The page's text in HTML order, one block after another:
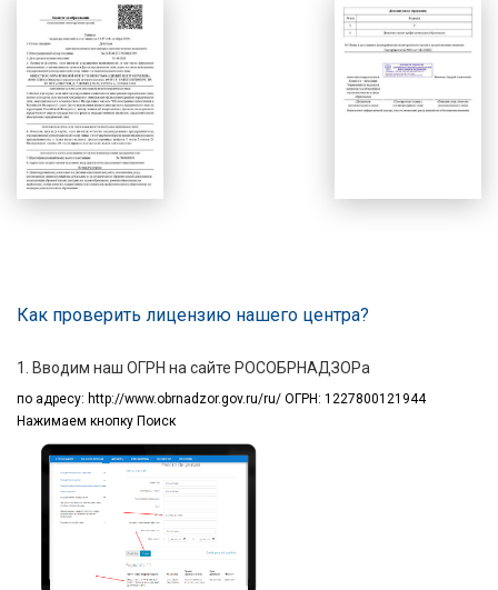
Как проверить лицензию нашего центра?
1. Вводим наш ОГРН на сайте РОСОБРНАДЗОРа
по адресу: http://www.obrnadzor.gov.ru/ru/ ОГРН: 1227800121944
Нажимаем кнопку Поиск